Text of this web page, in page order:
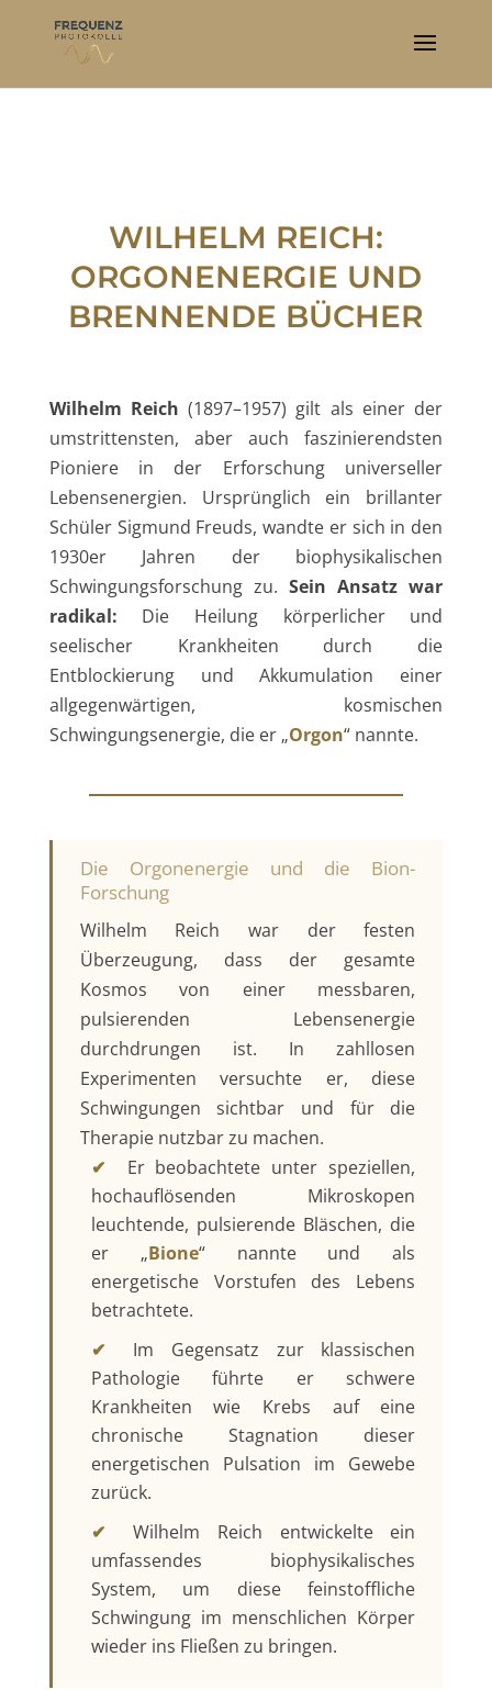
WILHELM REICH:
ORGONENERGIE UND
BRENNENDE BÜCHER
Wilhelm Reich (1897–1957) gilt als einer der
umstrittensten, aber auch faszinierendsten
Pioniere in der Erforschung universeller
Lebensenergien. Ursprünglich ein brillanter
Schüler Sigmund Freuds, wandte er sich in den
1930er Jahren der biophysikalischen
Schwingungsforschung zu. Sein Ansatz war
radikal: Die Heilung körperlicher und
seelischer Krankheiten durch die
Entblockierung und Akkumulation einer
allgegenwärtigen, kosmischen
Schwingungsenergie, die er „Orgon“ nannte.
Die Orgonenergie und die Bion-
Forschung
Wilhelm Reich war der festen
Überzeugung, dass der gesamte
Kosmos von einer messbaren,
pulsierenden Lebensenergie
durchdrungen ist. In zahllosen
Experimenten versuchte er, diese
Schwingungen sichtbar und für die
Therapie nutzbar zu machen.
✔
Er beobachtete unter speziellen,
hochauflösenden Mikroskopen
leuchtende, pulsierende Bläschen, die
er „Bione“ nannte und als
energetische Vorstufen des Lebens
betrachtete.
✔
Im Gegensatz zur klassischen
Pathologie führte er schwere
Krankheiten wie Krebs auf eine
chronische Stagnation dieser
energetischen Pulsation im Gewebe
zurück.
✔
Wilhelm Reich entwickelte ein
umfassendes biophysikalisches
System, um diese feinstoffliche
Schwingung im menschlichen Körper
wieder ins Fließen zu bringen.